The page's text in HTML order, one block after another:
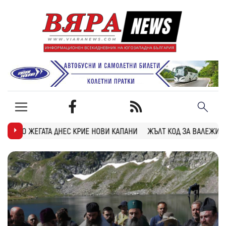
НОВИ КАПАНИ ЖЪЛТ КОД ЗА ВАЛЕЖИ И ГРЪМОТЕВИЦИ В